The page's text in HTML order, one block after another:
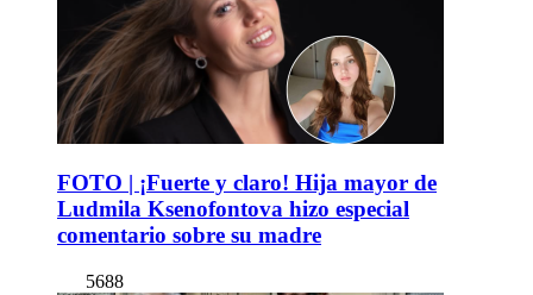
FOTO | ¡Fuerte y claro! Hija mayor de
Ludmila Ksenofontova hizo especial
comentario sobre su madre
5688